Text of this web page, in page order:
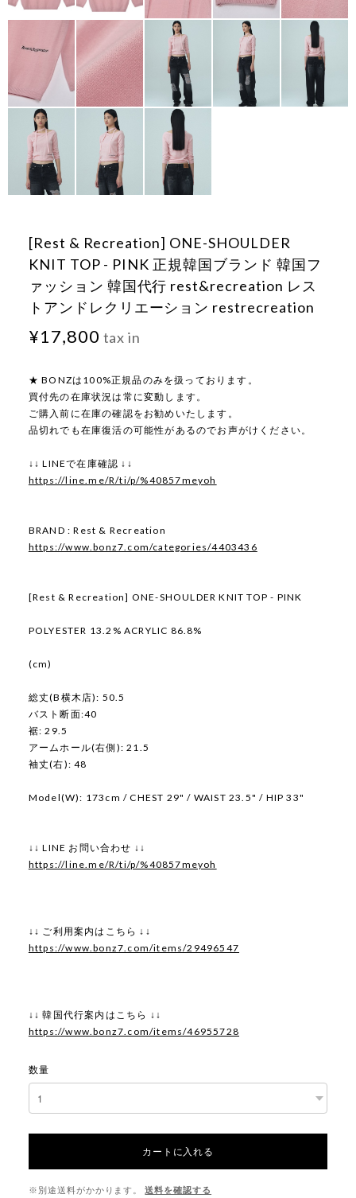
[Rest & Recreation] ONE-SHOULDER
KNIT TOP - PINK 正規韓国ブランド 韓国フ
ァッション 韓国代行 rest&recreation レス
トアンドレクリエーション restrecreation
¥17,800 tax in
★ BONZは100%正規品のみを扱っております。
買付先の在庫状況は常に変動します。
ご購入前に在庫の確認をお勧めいたします。
品切れでも在庫復活の可能性があるのでお声がけください。
↓↓ LINEで在庫確認 ↓↓
https://line.me/R/ti/p/%40857meyoh
BRAND : Rest & Recreation
https://www.bonz7.com/categories/4403436
[Rest & Recreation] ONE-SHOULDER KNIT TOP - PINK
POLYESTER 13.2% ACRYLIC 86.8%
(cm)
総丈(B横木店): 50.5
バスト断面:40
裾: 29.5
アームホール(右側): 21.5
袖丈(右): 48
Model(W): 173cm / CHEST 29" / WAIST 23.5" / HIP 33"
↓↓ LINE お問い合わせ ↓↓
https://line.me/R/ti/p/%40857meyoh
↓↓ ご利用案内はこちら ↓↓
https://www.bonz7.com/items/29496547
↓↓ 韓国代行案内はこちら ↓↓
https://www.bonz7.com/items/46955728
数量
カートに入れる
※別途送料がかかります。 送料を確認する